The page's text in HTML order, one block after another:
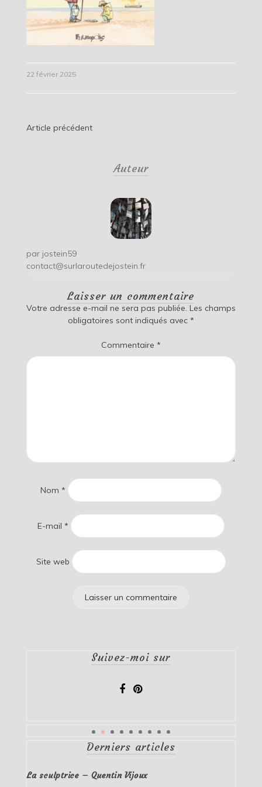
22 février 2025
Navigation
Article précédent
Auteur
par jostein59
contact@surlaroutedejostein.fr
Laisser un commentaire
Votre adresse e-mail ne sera pas publiée. Les champs
obligatoires sont indiqués avec *
Commentaire *
Nom *
E-mail *
Site web
Suivez-moi sur
Derniers articles
La sculptrice – Quentin Vijoux